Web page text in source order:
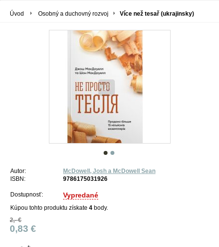
Úvod Osobný a duchovný rozvoj Více než tesař (ukrajinsky)
Autor:
McDowell, Josh a McDowell Sean
ISBN:
9786175031926
Dostupnosť: Vypredané
Kúpou tohto produktu získate 4 body.
2,- €
0,83 €